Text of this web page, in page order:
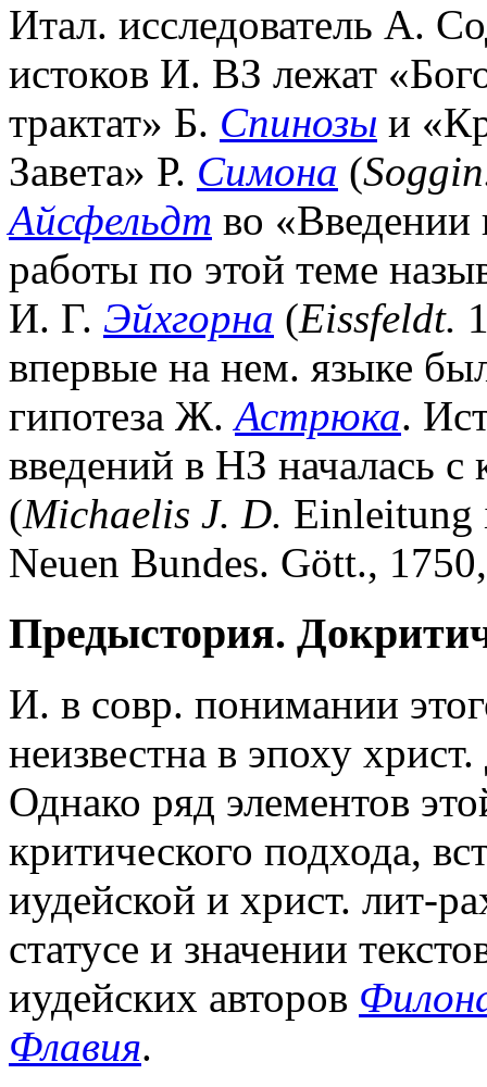
Итал. исследователь А.
истоков И. ВЗ лежат
трактат» Б. Спинозы и
Завета» Р. Симона (
Айсфельдт во «Введении
работы по этой теме
И. Г. Эйхгорна (Eissfeldt.
впервые на нем. языке
гипотеза Ж.Астрюка.
введений в НЗ началась
(Michaelis J. D. Einleitung
Neuen Bundes. Gött.,
Предыстория.
И. в совр. понимании
неизвестна в эпоху
Однако ряд элементов
критического подхода,
иудейской и христ. лит-
статусе и значении
иудейских авторов
Флавия.